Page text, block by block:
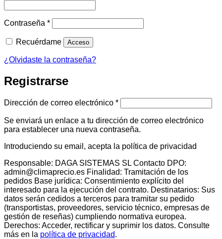
Contraseña *Obligatorio
Recuérdame Acceso
¿Olvidaste la contraseña?
Registrarse
Dirección de correo electrónico *Obligatorio
Se enviará un enlace a tu dirección de correo electrónico
para establecer una nueva contraseña.
Introduciendo su email, acepta la política de privacidad
Responsable: DAGA SISTEMAS SL Contacto DPO:
admin@climaprecio.es Finalidad: Tramitación de los
pedidos Base jurídica: Consentimiento explícito del
interesado para la ejecución del contrato. Destinatarios: Sus
datos serán cedidos a terceros para tramitar su pedido
(transportistas, proveedores, servicio técnico, empresas de
gestión de reseñas) cumpliendo normativa europea.
Derechos: Acceder, rectificar y suprimir los datos. Consulte
más en la política de privacidad.